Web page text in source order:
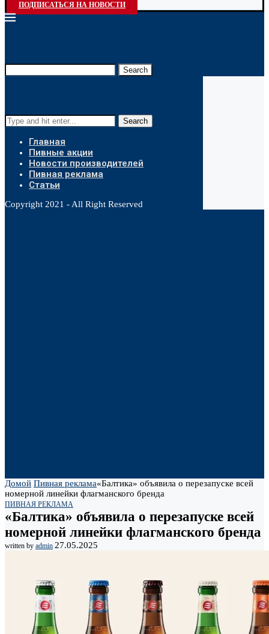
ПОДПИСАТЬСЯ НА НОВОСТИ
Search
Search
Главная
Пивные акции
Новости производителей
Пивная реклама
Статьи
Copyright 2021 - All Right Reserved
Домой Пивная реклама«Балтика» объявила о перезапуске всей
номерной линейки флагманского бренда
ПИВНАЯ РЕКЛАМА
«Балтика» объявила о перезапуске всей
номерной линейки флагманского бренда
written by admin 27.05.2025